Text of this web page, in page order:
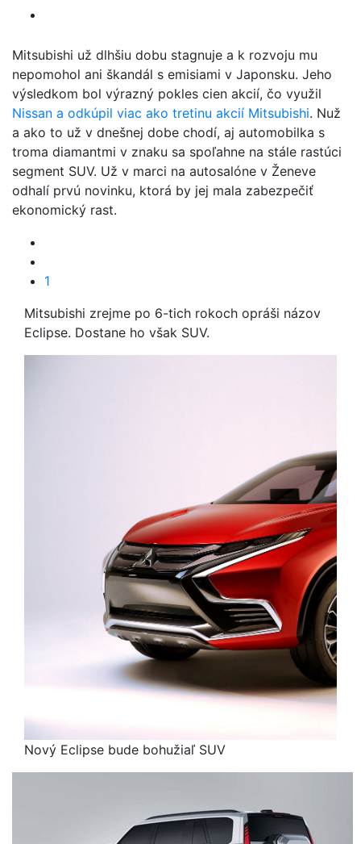
Mitsubishi už dlhšiu dobu stagnuje a k rozvoju mu
nepomohol ani škandál s emisiami v Japonsku. Jeho
výsledkom bol výrazný pokles cien akcií, čo využil
Nissan a odkúpil viac ako tretinu akcií Mitsubishi. Nuž
a ako to už v dnešnej dobe chodí, aj automobilka s
troma diamantmi v znaku sa spoľahne na stále rastúci
segment SUV. Už v marci na autosalóne v Ženeve
odhalí prvú novinku, ktorá by jej mala zabezpečiť
ekonomický rast.
1
Mitsubishi zrejme po 6-tich rokoch opráši názov
Eclipse. Dostane ho však SUV.
Nový Eclipse bude bohužiaľ SUV